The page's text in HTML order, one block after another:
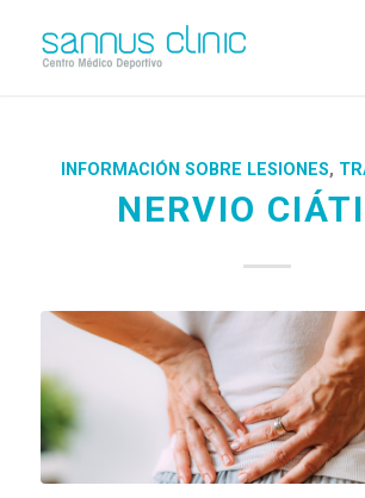
INFORMACIÓN SOBRE LESIONES,
NERVIO